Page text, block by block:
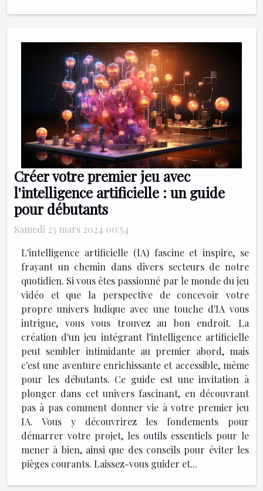
Créer votre premier jeu avec
l'intelligence artificielle : un guide
pour débutants
Samedi 23 mars 2024 00:54
L'intelligence artificielle (IA) fascine et inspire, se
frayant un chemin dans divers secteurs de notre
quotidien. Si vous êtes passionné par le monde du jeu
vidéo et que la perspective de concevoir votre
propre univers ludique avec une touche d'IA vous
intrigue, vous vous trouvez au bon endroit. La
création d'un jeu intégrant l'intelligence artificielle
peut sembler intimidante au premier abord, mais
c'est une aventure enrichissante et accessible, même
pour les débutants. Ce guide est une invitation à
plonger dans cet univers fascinant, en découvrant
pas à pas comment donner vie à votre premier jeu
IA. Vous y découvrirez les fondements pour
démarrer votre projet, les outils essentiels pour le
mener à bien, ainsi que des conseils pour éviter les
pièges courants. Laissez-vous guider et...